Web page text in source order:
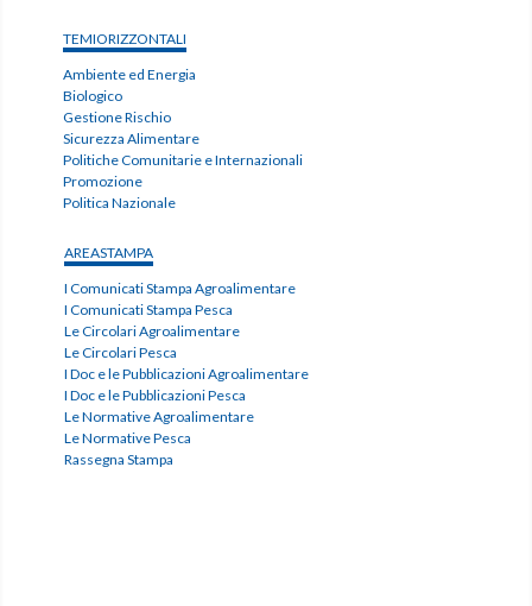
TEMIORIZZONTALI
Ambiente ed Energia
Biologico
Gestione Rischio
Sicurezza Alimentare
Politiche Comunitarie e Internazionali
Promozione
Politica Nazionale
AREASTAMPA
I Comunicati Stampa Agroalimentare
I Comunicati Stampa Pesca
Le Circolari Agroalimentare
Le Circolari Pesca
I Doc e le Pubblicazioni Agroalimentare
I Doc e le Pubblicazioni Pesca
Le Normative Agroalimentare
Le Normative Pesca
Rassegna Stampa